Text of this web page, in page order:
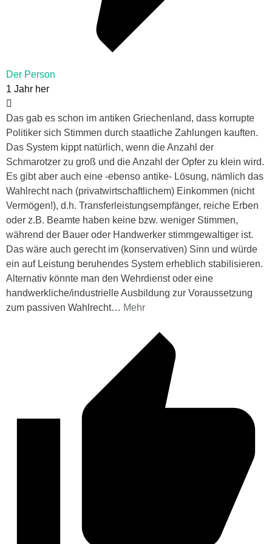
Der Person
1 Jahr her
Das gab es schon im antiken Griechenland, dass korrupte
Politiker sich Stimmen durch staatliche Zahlungen kauften.
Das System kippt natürlich, wenn die Anzahl der
Schmarotzer zu groß und die Anzahl der Opfer zu klein wird.
Es gibt aber auch eine -ebenso antike- Lösung, nämlich das
Wahlrecht nach (privatwirtschaftlichem) Einkommen (nicht
Vermögen!), d.h. Transferleistungsempfänger, reiche Erben
oder z.B. Beamte haben keine bzw. weniger Stimmen,
während der Bauer oder Handwerker stimmgewaltiger ist.
Das wäre auch gerecht im (konservativen) Sinn und würde
ein auf Leistung beruhendes System erheblich stabilisieren.
Alternativ könnte man den Wehrdienst oder eine
handwerkliche/industrielle Ausbildung zur Voraussetzung
zum passiven Wahlrecht… Mehr